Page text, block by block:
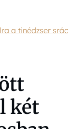
a tinédzser srác
két